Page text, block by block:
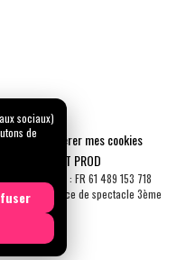
Gérer mes cookies
CARREMENT PROD
- N° TVA Int. : FR 61 489 153 718
- Licence de spectacle 3ème
sociaux)
de